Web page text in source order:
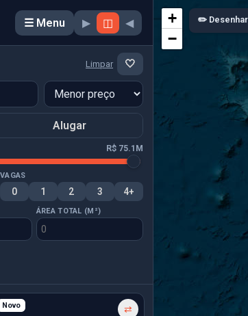
☰ Menu ▶ ◫ ◀
Limpar 🤍
Alugar
R$ 75.1M
VAGAS
0 1 2 3 4+
ÁREA TOTAL (M²)
Novo
⇄
+
−
✏️